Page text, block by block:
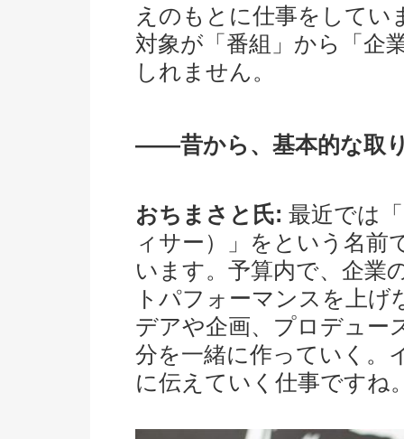
えのもとに仕事をしてい
対象が「番組」から「企
しれません。
――昔から、基本的な取
おちまさと氏: 最近では
ィサー）」をという名前
います。予算内で、企業
トパフォーマンスを上
デアや企画、プロデュー
分を一緒に作っていく。
に伝えていく仕事ですね